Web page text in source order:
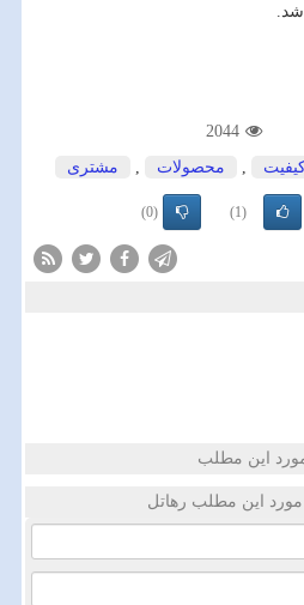
2044
, محصولات , مشتری
(1)
(0)
مورد این مطلب
این مطلب رهاتل